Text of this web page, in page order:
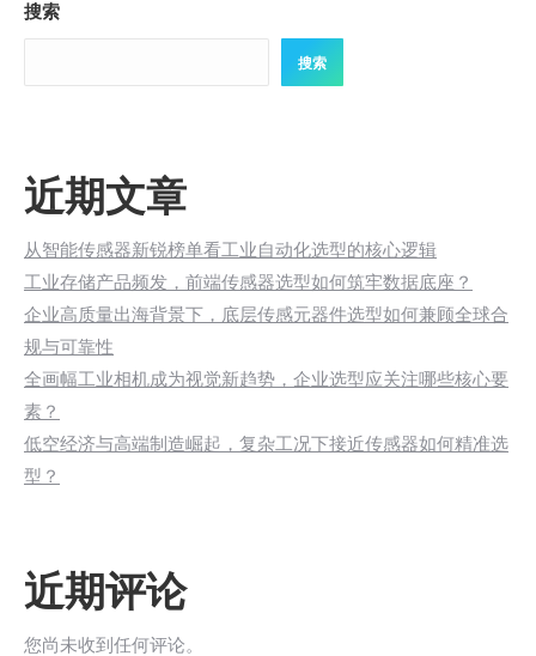
搜索
搜索
近期文章
从智能传感器新锐榜单看工业自动化选型的核心逻辑
工业存储产品频发，前端传感器选型如何筑牢数据底座？
企业高质量出海背景下，底层传感元器件选型如何兼顾全球合
规与可靠性
全画幅工业相机成为视觉新趋势，企业选型应关注哪些核心要
素？
低空经济与高端制造崛起，复杂工况下接近传感器如何精准选
型？
近期评论
您尚未收到任何评论。